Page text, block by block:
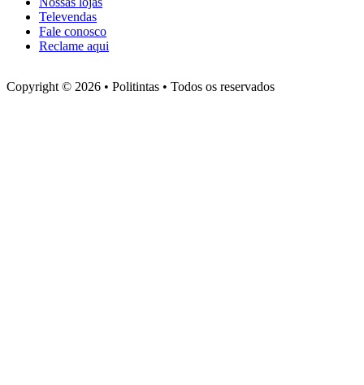
Televendas
Fale conosco
Reclame aqui
Copyright © 2026 • Politintas • Todos os reservados